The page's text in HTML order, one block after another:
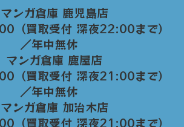
ンガ倉庫 鹿児島店
買取受付 深夜22:00まで）
／年中無休
マンガ倉庫 鹿屋店
買取受付 深夜21:00まで）
／年中無休
ンガ倉庫 加治木店
買取受付 深夜21:00まで）